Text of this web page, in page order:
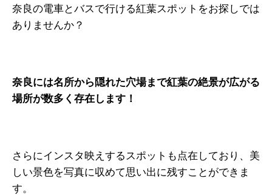
奈良の電車とバスで行ける紅葉スポットをお探しでは
ありませんか？
奈良には名所から隠れた穴場まで紅葉の絶景が広がる
場所が数多く存在します！
さらにインスタ映えするスポットも点在しており、美
しい景色を写真に収めて思い出に残すことができま
す。